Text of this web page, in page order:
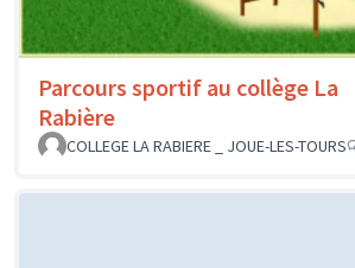
Parcours sportif au collège La
Rabière
COLLEGE LA RABIERE _ JOUE-LES-TOURS